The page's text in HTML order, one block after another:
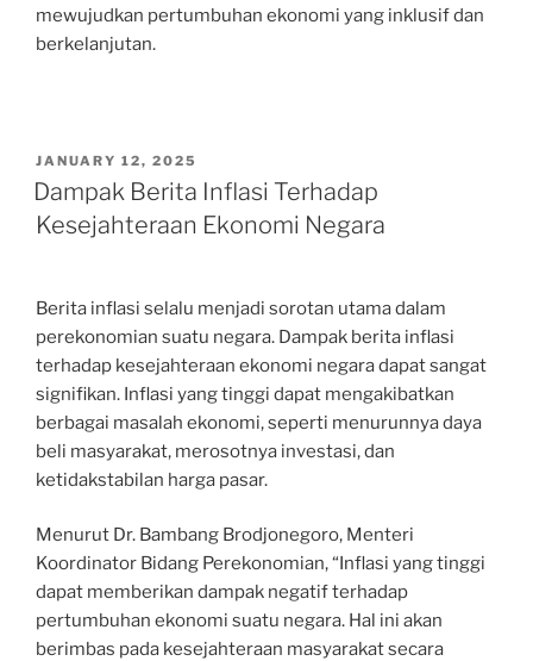
mewujudkan pertumbuhan ekonomi yang inklusif dan
berkelanjutan.
POSTED
ON
JANUARY 12, 2025
Dampak Berita Inflasi Terhadap
Kesejahteraan Ekonomi Negara
Berita inflasi selalu menjadi sorotan utama dalam
perekonomian suatu negara. Dampak berita inflasi
terhadap kesejahteraan ekonomi negara dapat sangat
signifikan. Inflasi yang tinggi dapat mengakibatkan
berbagai masalah ekonomi, seperti menurunnya daya
beli masyarakat, merosotnya investasi, dan
ketidakstabilan harga pasar.
Menurut Dr. Bambang Brodjonegoro, Menteri
Koordinator Bidang Perekonomian, “Inflasi yang tinggi
dapat memberikan dampak negatif terhadap
pertumbuhan ekonomi suatu negara. Hal ini akan
berimbas pada kesejahteraan masyarakat secara